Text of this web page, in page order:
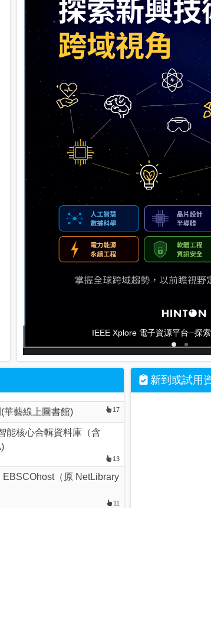
IEEE Xplore 電子資源平台─探
華藝線上圖書館) 17
能核心合輯資料庫（含
13
（原 NetLibrary
11
新到或試用